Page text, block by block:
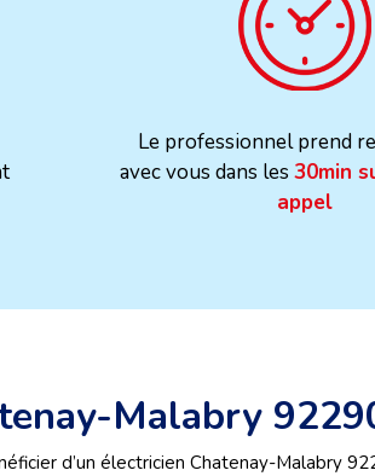
Le professionnel prend
avec vous dans les 30min
appel
Malabry
d’un électricien Chatenay-Malabry